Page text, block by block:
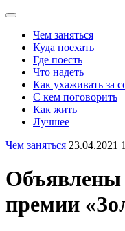
Чем заняться
Куда поехать
Где поесть
Что надеть
Как ухаживать за
С кем поговорить
Как жить
Лучшее
Чем заняться 23.04.2021
Объявлены
премии